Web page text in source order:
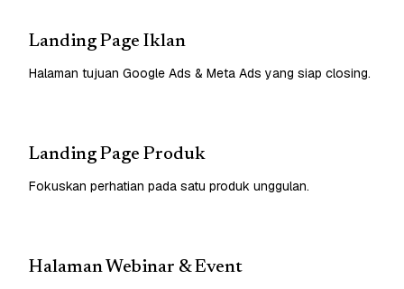
Landing Page Iklan
Halaman tujuan Google Ads & Meta Ads yang siap closing.
Landing Page Produk
Fokuskan perhatian pada satu produk unggulan.
Halaman Webinar & Event